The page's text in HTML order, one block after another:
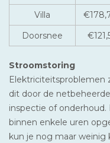
Villa
Doorsnee
Stroomstoring
Elektriciteitsproblemen
dit door de
inspectie of
binnen enkele uren
kun je nog maar weinig